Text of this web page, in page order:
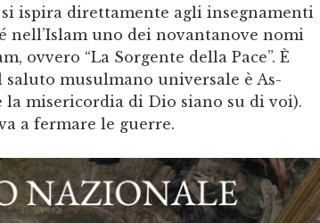
ispira direttamente agli insegnamenti
nell’Islam uno dei novantanove nomi
ovvero “La Sorgente della Pace”. È
musulmano universale è As-
la misericordia di Dio siano su di voi).
a fermare le guerre.